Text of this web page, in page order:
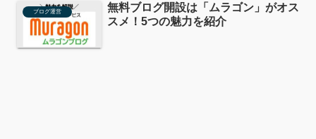
ブログ運営
無料ブログ開設は「ムラゴン」がオス
スメ！5つの魅力を紹介